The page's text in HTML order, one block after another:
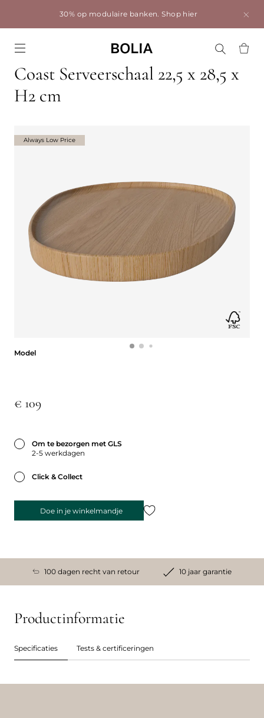
30% op modulaire banken.Shop hier
Coast Serveerschaal 22,5 x 28,5 x
H2 cm
Model
€ 109
Om te bezorgen met GLS
2-5 werkdagen
Click & Collect
Doe in je winkelmandje
Always Low Price
100 dagen recht van retour 10 jaar garantie
Productinformatie
Specificaties Tests & certificeringen